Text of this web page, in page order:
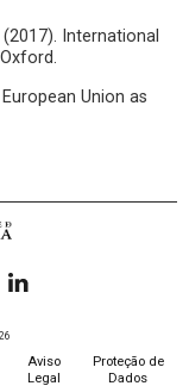
(2017). International
Union as
Aviso
Legal
Proteção de
Dados